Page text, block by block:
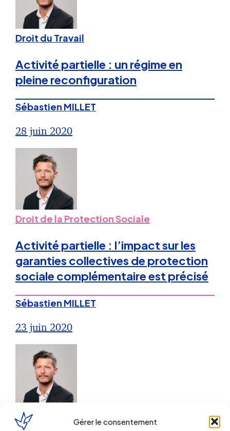
Gérer le consentement
Droit du Travail
Activité partielle : un régime en
pleine reconfiguration
Sébastien MILLET
28 juin 2020
Droit de la Protection Sociale
Activité partielle : l’impact sur les
garanties collectives de protection
sociale complémentaire est précisé
Sébastien MILLET
23 juin 2020
Droit du Travail